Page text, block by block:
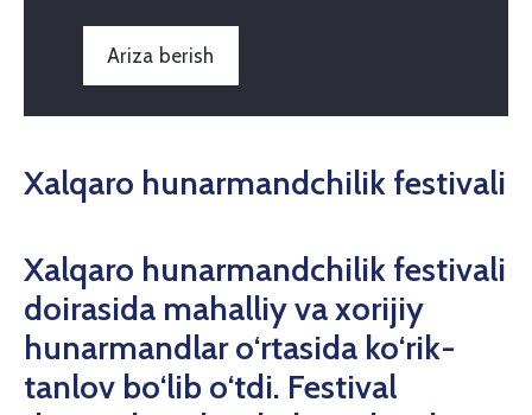
Ariza berish
Xalqaro hunarmandchilik festivali
Xalqaro hunarmandchilik festivali
doirasida mahalliy va xorijiy
hunarmandlar o‘rtasida ko‘rik-
tanlov bo‘lib o‘tdi. Festival